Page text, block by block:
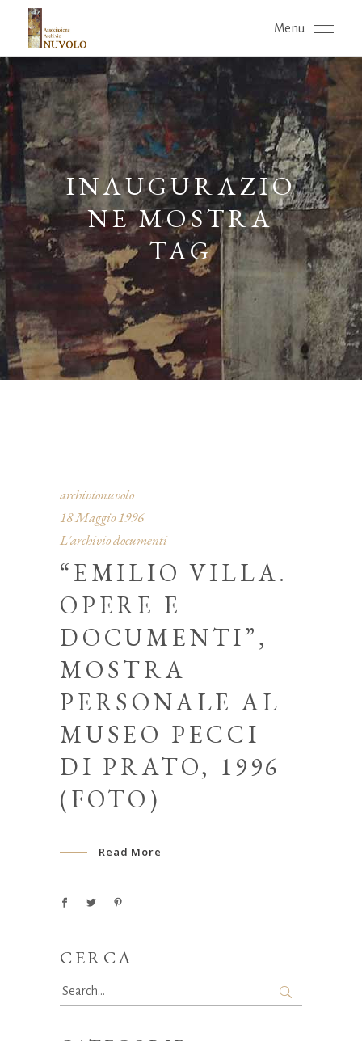
Menu
INAUGURAZIO
NE MOSTRA
TAG
archivionuvolo
18 Maggio 1996
L'archivio documenti
“EMILIO VILLA.
OPERE E
DOCUMENTI”,
MOSTRA
PERSONALE AL
MUSEO PECCI
DI PRATO, 1996
(FOTO)
Read More
CERCA
Search
for: